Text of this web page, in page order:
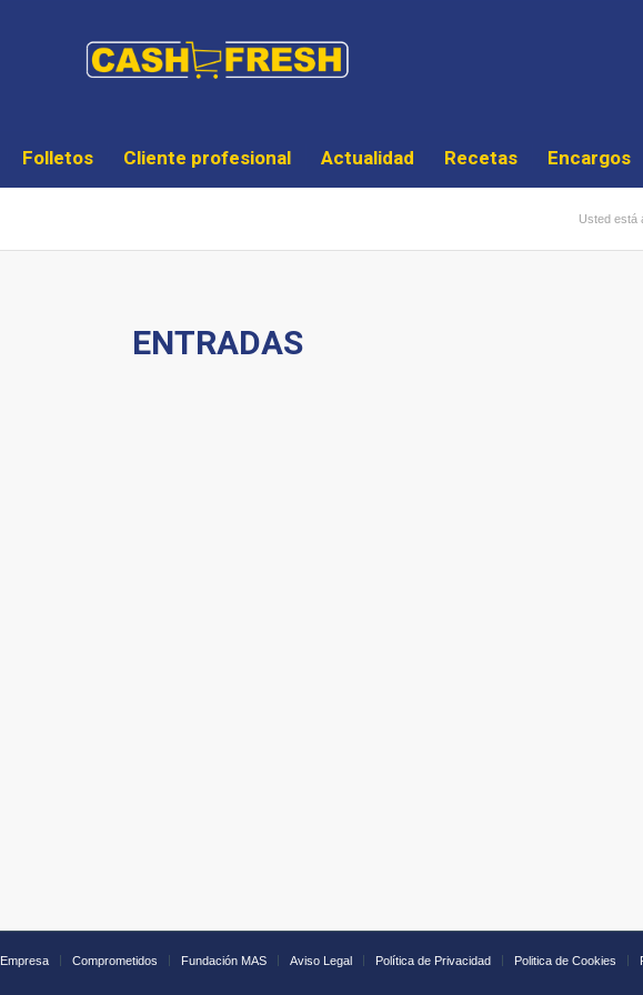
Folletos Cliente profesional Actualidad Recetas Encargos
Usted está
ENTRADAS
Empresa Comprometidos Fundación MAS Aviso Legal Política de Privacidad Politica de Cookies